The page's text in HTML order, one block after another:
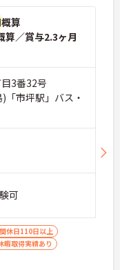
概算
算／賞与2.3ヶ月
3番32号
「市坪駅」バス・
可
休日110日以上
暇取得実績あり